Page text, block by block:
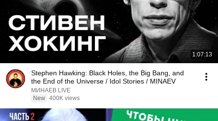
1:07:13
Stephen Hawking: Black Holes, the Big Bang, and
the End of the Universe / Idol Stories / MINAEV
МИНАЕВ LIVE
New 400K views